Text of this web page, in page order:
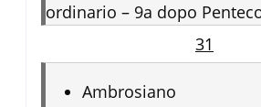
ordinario – 9a dopo
31
Ambrosiano